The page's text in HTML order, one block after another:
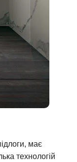
має
технологій